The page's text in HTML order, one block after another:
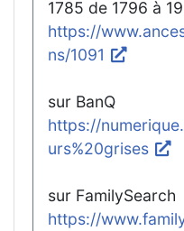
1785 de 1796 à
https://
ns/1091
sur BanQ
https://
urs%20grises
sur FamilySearch
https://